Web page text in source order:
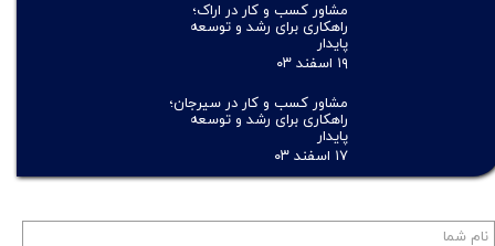
مشاور کسب و کار در اراک؛
راهکاری برای رشد و توسعه
پایدار
۱۹ اسفند ۰۳
مشاور کسب و کار در سیرجان؛
راهکاری برای رشد و توسعه
پایدار
۱۷ اسفند ۰۳